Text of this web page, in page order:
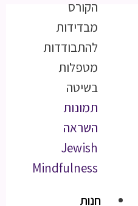
הקורס
מבדידות
להתבודדות
מטפלות
בשיטה
תמונות
השראה
Jewish
Mindfulness
חנות